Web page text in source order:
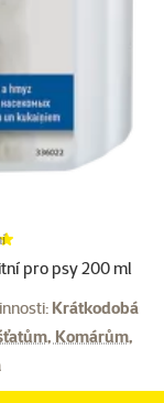
pro psy 200 ml
počet hodnocení:
Krátkodobá
Komárům,